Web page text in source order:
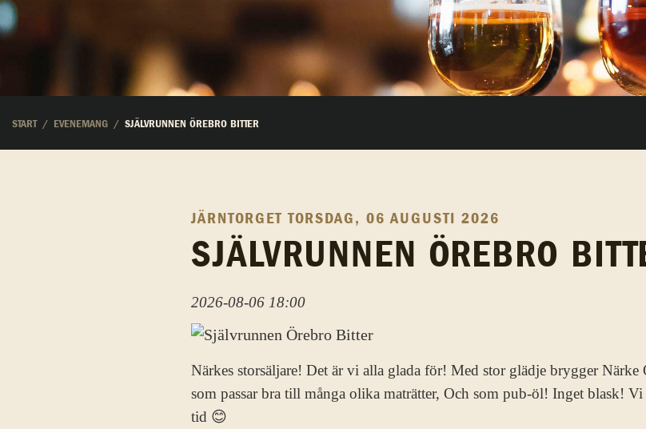
START EVENEMANG SJÄLVRUNNEN ÖREBRO BITTER
JÄRNTORGET TORSDAG, 06 AUGUSTI 2026
SJÄLVRUNNEN ÖREBRO
2026-08-06 18:00
Närkes storsäljare! Det är vi alla glada för! Med stor glädje brygger
som passar bra till många olika maträtter, Och som pub-öl! Inget blask!
tid 😊